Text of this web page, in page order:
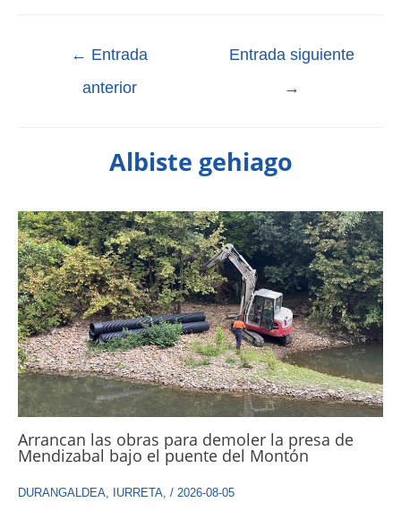
← Entrada
anterior
Entrada siguiente
→
Albiste gehiago
Arrancan las obras para demoler la presa de
Mendizabal bajo el puente del Montón
DURANGALDEA, IURRETA, / 2026-08-05